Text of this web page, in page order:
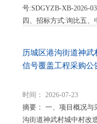
号:SDGYZB-XB-2026-
四、招标方式:询比五
历城区港沟街道神武
信号覆盖工程采购公
时间： 2026-07-23
摘要： 一、项目概况与
沟街道神武村城中村改